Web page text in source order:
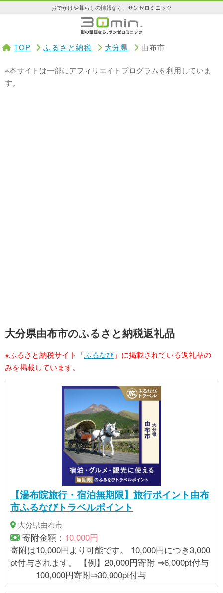
おでかけや暮らしの情報なら、サンゼロミニッツ
TOP ふるさと納税 大分県 由布市
※本サイトは一部にアフィリエイトプログラムを利用していま
す。
大分県由布市のふるさと納税返礼品
※ふるさと納税サイト「ふるなび」に掲載されている返礼品の
みを掲載しています。
【湯布院旅行・宿泊無期限】旅行ポイント由布
市ふるなびトラベルポイント
大分県由布市
寄附金額： 10,000円
寄附は10,000円より可能です。 10,000円につき3,000
pt付与されます。 【例】20,000円寄附 ⇒6,000pt付与
100,000円寄附⇒30,000pt付与